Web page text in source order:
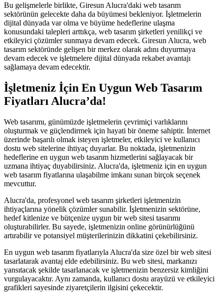
Bu gelişmelerle birlikte, Giresun Alucra'daki web tasarım
sektörünün gelecekte daha da büyümesi bekleniyor. İşletmelerin
dijital dünyada var olma ve büyüme hedeflerine ulaşma
konusundaki talepleri arttıkça, web tasarım şirketleri yenilikçi ve
etkileyici çözümler sunmaya devam edecek. Giresun Alucra, web
tasarım sektöründe gelişen bir merkez olarak adını duyurmaya
devam edecek ve işletmelere dijital dünyada rekabet avantajı
sağlamaya devam edecektir.
İşletmeniz İçin En Uygun Web Tasarım
Fiyatları Alucra’da!
Web tasarımı, günümüzde işletmelerin çevrimiçi varlıklarını
oluşturmak ve güçlendirmek için hayati bir öneme sahiptir. İnternet
üzerinde başarılı olmak isteyen işletmeler, etkileyici ve kullanıcı
dostu web sitelerine ihtiyaç duyarlar. Bu noktada, işletmenizin
hedeflerine en uygun web tasarım hizmetlerini sağlayacak bir
uzmana ihtiyaç duyabilirsiniz. Alucra'da, işletmeniz için en uygun
web tasarım fiyatlarına ulaşabilme imkanı sunan birçok seçenek
mevcuttur.
Alucra'da, profesyonel web tasarım şirketleri işletmenizin
ihtiyaçlarına yönelik çözümler sunabilir. İşletmenizin sektörüne,
hedef kitlenize ve bütçenize uygun bir web sitesi tasarımı
oluşturabilirler. Bu sayede, işletmenizin online görünürlüğünü
artırabilir ve potansiyel müşterilerinizin dikkatini çekebilirsiniz.
En uygun web tasarım fiyatlarıyla Alucra'da size özel bir web sitesi
tasarlatarak avantaj elde edebilirsiniz. Bu web sitesi, markanızı
yansıtacak şekilde tasarlanacak ve işletmenizin benzersiz kimliğini
vurgulayacaktır. Aynı zamanda, kullanıcı dostu arayüzü ve etkileyici
grafikleri sayesinde ziyaretçilerin ilgisini çekecektir.